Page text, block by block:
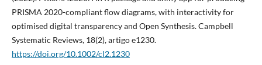
PRISMA 2020-compliant flow diagrams, with interactivity for
optimised digital transparency and Open Synthesis. Campbell
Systematic Reviews, 18(2), artigo e1230.
https://doi.org/10.1002/cl2.1230